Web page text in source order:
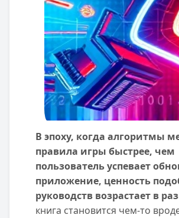
В эпоху, когда алгоритмы
правила игры быстрее, чем
пользователь успевает
приложение, ценность
руководств возрастает в
книга становится чем-то